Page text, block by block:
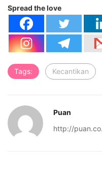
Spread the love
Tags: Kecantikan
Puan
http://